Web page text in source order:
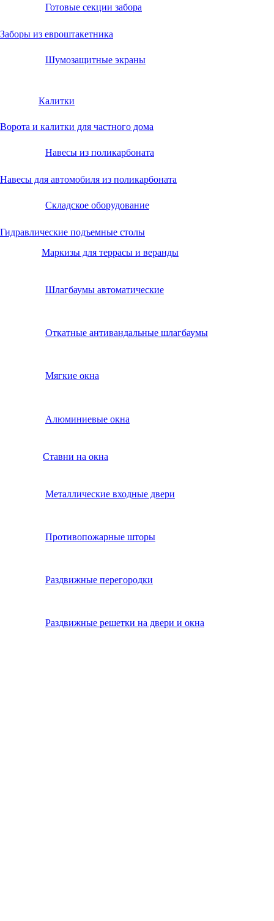
Готовые секции забора
Заборы из евроштакетника
Шумозащитные экраны
Калитки
Ворота и калитки для частного дома
Навесы из поликарбоната
Навесы для автомобиля из поликарбоната
Складское оборудование
Гидравлические подъемные столы
Маркизы для террасы и веранды
Шлагбаумы автоматические
Откатные антивандальные шлагбаумы
Мягкие окна
Алюминиевые окна
Ставни на окна
Металлические входные двери
Противопожарные шторы
Раздвижные перегородки
Раздвижные решетки на двери и окна